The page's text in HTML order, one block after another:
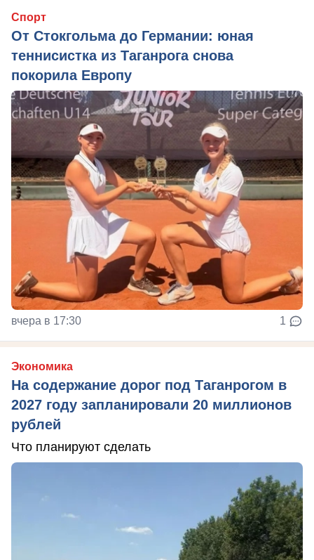
Спорт
От Стокгольма до Германии: юная
теннисистка из Таганрога снова
покорила Европу
вчера в 17:30 1
Экономика
На содержание дорог под Таганрогом в
2027 году запланировали 20 миллионов
рублей
Что планируют сделать